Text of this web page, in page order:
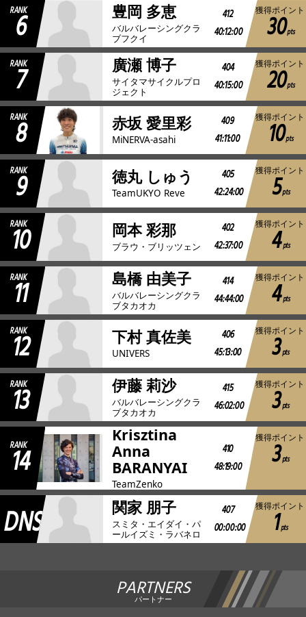
RANK
6 豊岡 多恵
バルバレーシングクラ
ブフクイ
412
40:12:00
獲得ポイント
30pts
RANK
7 廣瀬 博子
サイタマサイクルプロ
ジェクト
404
40:15:00
獲得ポイント
20pts
RANK
8 赤坂 愛里彩
MiNERVA-asahi
409
41:11:00
獲得ポイント
10pts
RANK
9 徳丸 しゅう
TeamUKYO Reve
405
42:24:00
獲得ポイント
5pts
RANK
10 岡本 彩那
ブラウ・ブリッツェン
402
42:37:00
獲得ポイント
4 pts
RANK
11 島橋 由美子
バルバレーシングクラ
ブタカオカ
414
44:44:00
獲得ポイント
4 pts
RANK
12 下村 真佐美
UNIVERS
406
45:13:00
獲得ポイント
3pts
RANK
13 伊藤 莉沙
バルバレーシングクラ
ブタカオカ
415
46:02:00
獲得ポイント
3pts
RANK
14
Krisztina
Anna
BARANYAI
TeamZenko
410
48:19:00
獲得ポイント
3pts
DNS 関家 朋子
スミタ・エイダイ・パ
ールイズミ・ラバネロ
407
00:00:00
獲得ポイント
1pts
PARTNERS
パートナー